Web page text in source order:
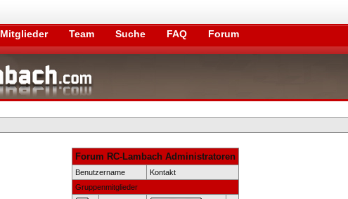
Mitglieder Team Suche FAQ Forum
Forum RC-Lambach Administratoren
Benutzername
Kontakt
Gruppenmitglieder